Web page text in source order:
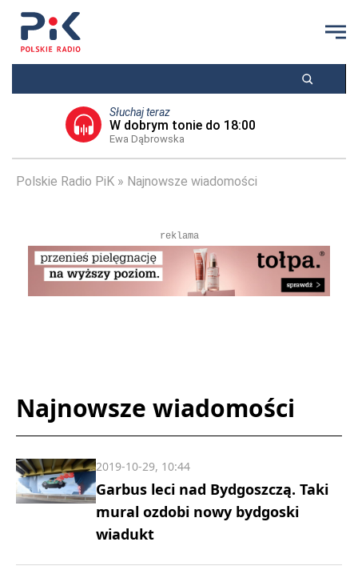
Słuchaj teraz
W dobrym tonie do 18:00
Ewa Dąbrowska
Polskie Radio PiK Najnowsze wiadomości
reklama
Najnowsze wiadomości
Garbus leci nad Bydgoszczą. Taki
mural ozdobi nowy bydgoski
wiadukt
2019-10-29, 10:44